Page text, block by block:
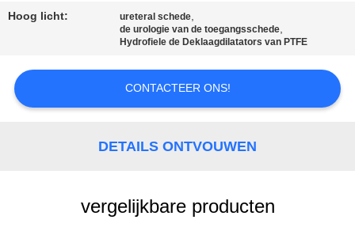
Hoog licht: ureteral schede,
de urologie van de toegangsschede,
Hydrofiele de Deklaagdilatators van PTFE
CONTACTEER ONS!
DETAILS ONTVOUWEN
vergelijkbare producten